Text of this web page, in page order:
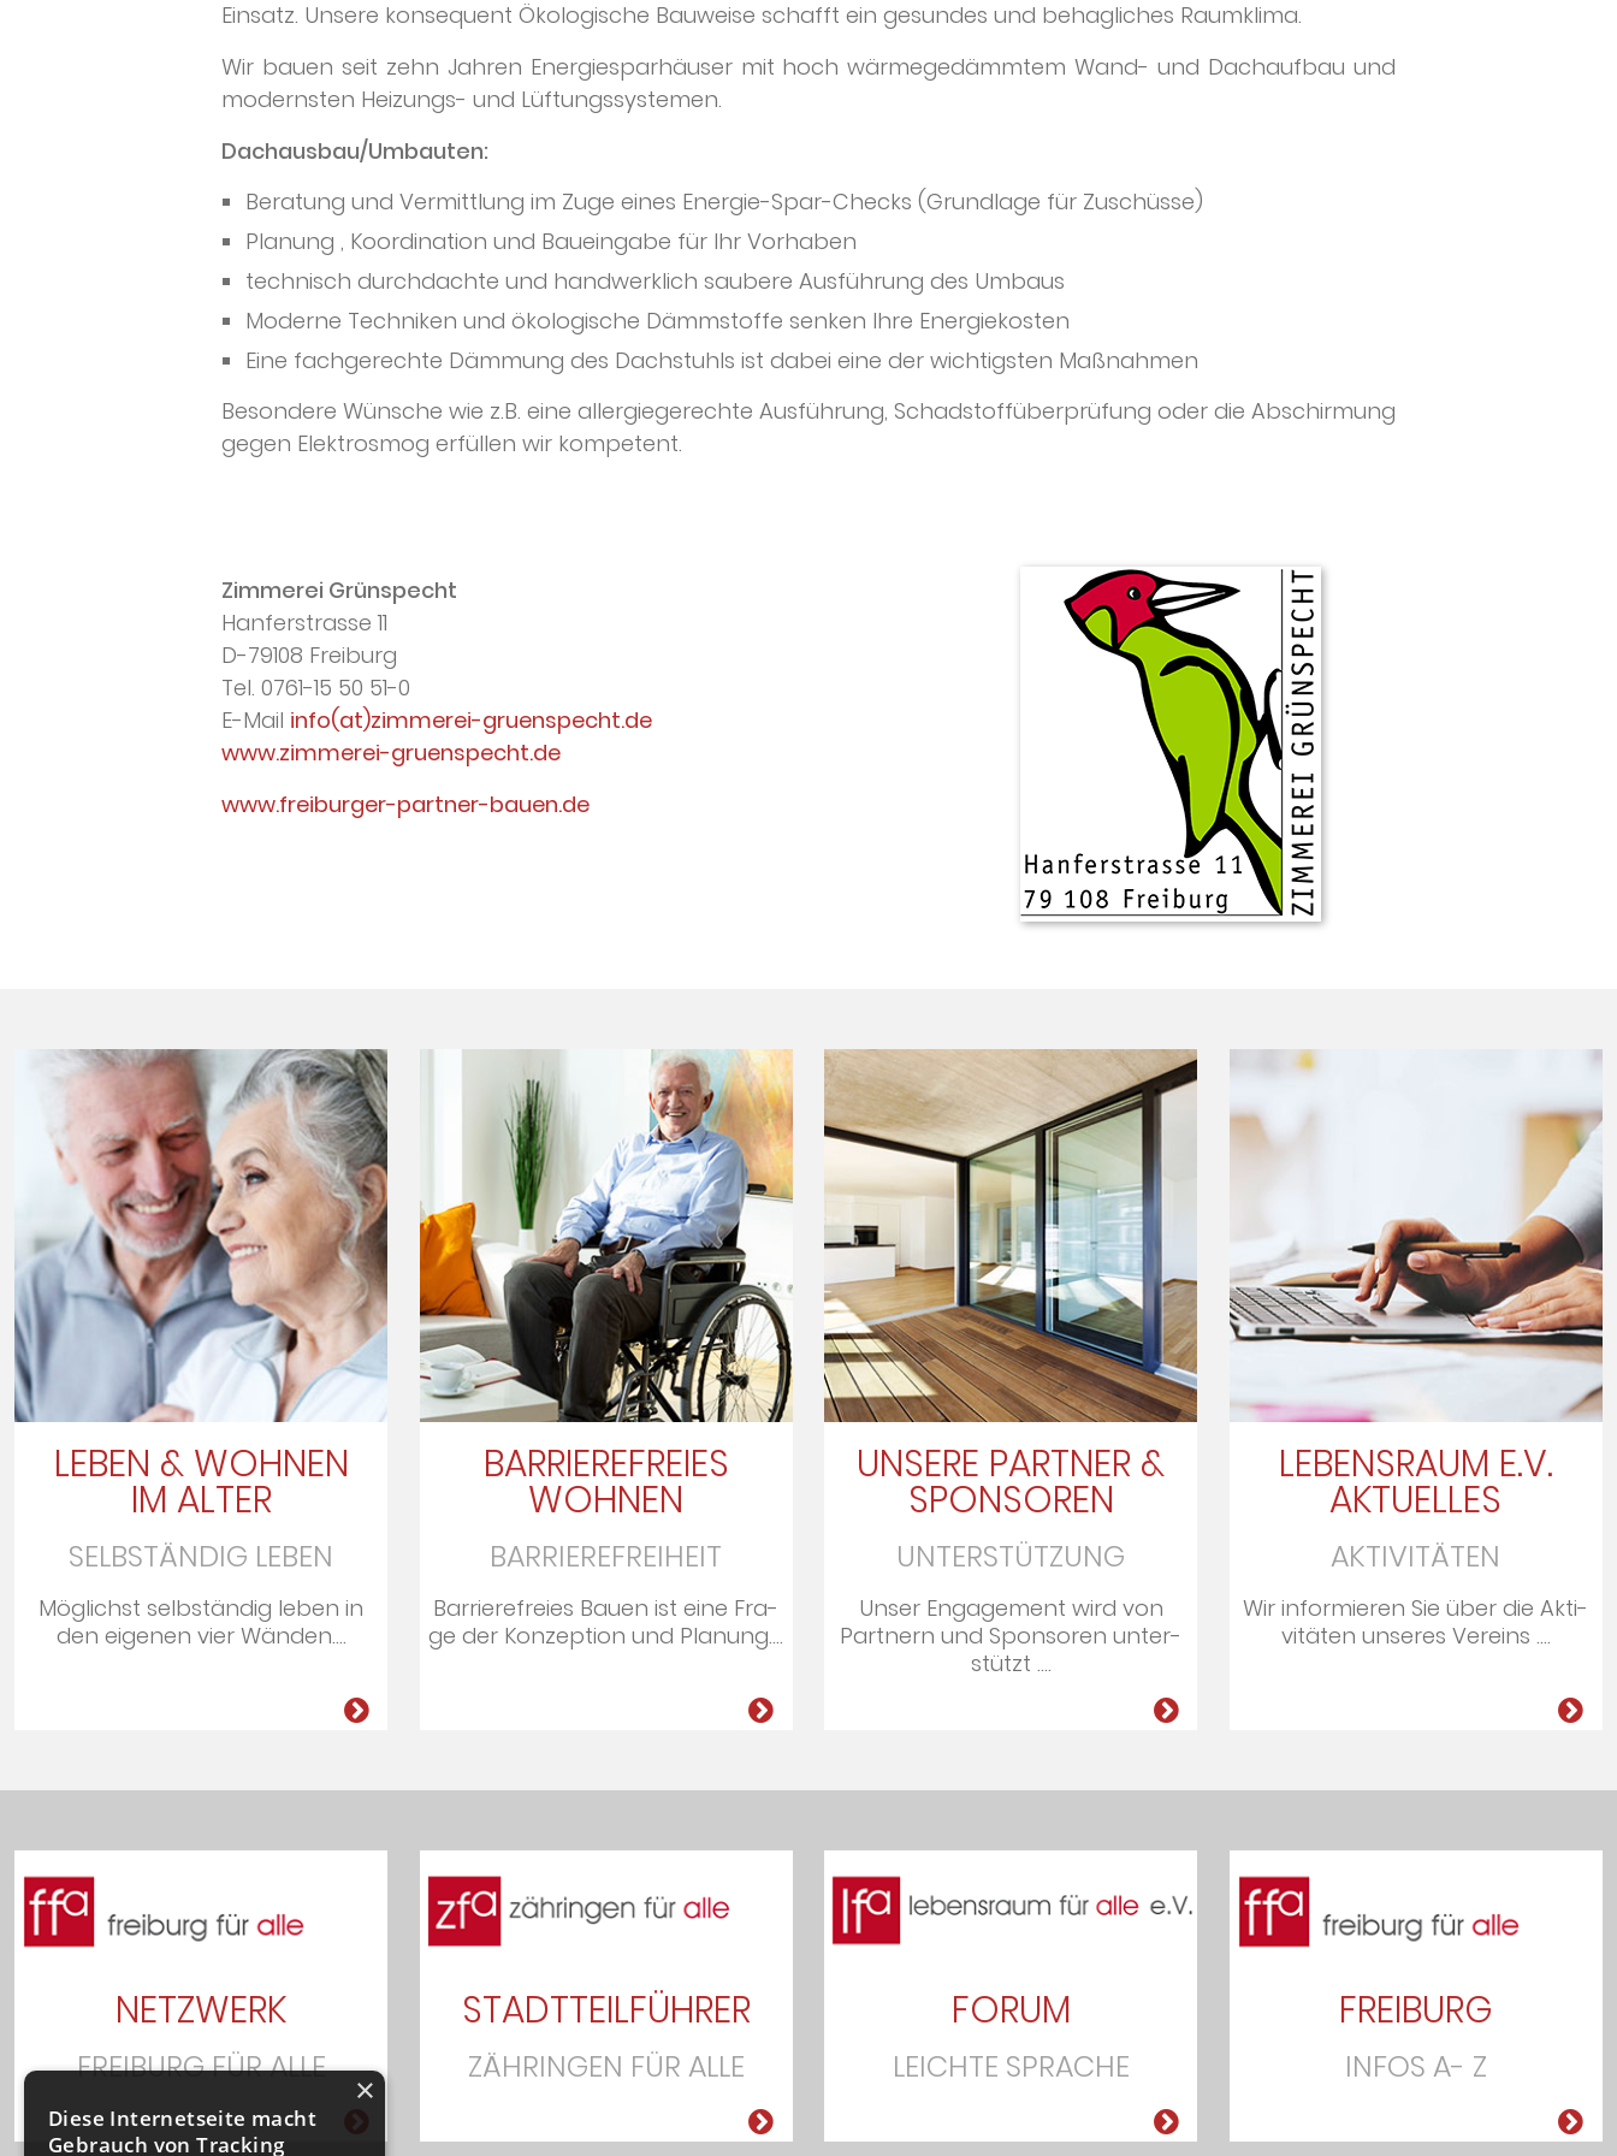
Einsatz. Unsere konsequent Ökologische Bauweise schafft ein gesundes und behagliches Raumklima.
Wir bauen seit zehn Jahren Energiesparhäuser mit hoch wärmegedämmtem Wand- und Dachaufbau und
modernsten Heizungs- und Lüftungssystemen.
Dachausbau/Umbauten:
Beratung und Vermittlung im Zuge eines Energie-Spar-Checks (Grundlage für Zuschüsse)
Planung , Koordination und Baueingabe für Ihr Vorhaben
technisch durchdachte und handwerklich saubere Ausführung des Umbaus
Moderne Techniken und ökologische Dämmstoffe senken Ihre Energiekosten
Eine fachgerechte Dämmung des Dachstuhls ist dabei eine der wichtigsten Maßnahmen
Besondere Wünsche wie z.B. eine allergiegerechte Ausführung, Schadstoffüberprüfung oder die Abschirmung
gegen Elektrosmog erfüllen wir kompetent.
Zimmerei Grünspecht
Hanferstrasse 11
D-79108 Freiburg
Tel. 0761-15 50 51-0
E-Mail info(at)zimmerei-gruenspecht.de
www.zimmerei-gruenspecht.de
www.freiburger-partner-bauen.de
LEBEN & WOHNEN
IM ALTER
SELBSTÄNDIG LEBEN
Möglichst selbständig leben in
den ei­ge­nen vier Wän­den....
BARRIEREFREIES
WOHNEN
BARRIEREFREIHEIT
Barrierefreies Bauen ist eine Fra­
ge der Kon­zep­tion und Pla­nung....
UNSERE PARTNER &
SPONSOREN
UNTERSTÜTZUNG
Unser En­ga­ge­ment wird von
Part­nern und Spon­so­ren un­ter­
stützt ....
LEBENSRAUM E.V.
AKTUELLES
AKTIVITÄTEN
Wir informieren Sie über die Ak­ti­
vi­tä­ten un­se­res Ver­eins ....
NETZWERK
FREIBURG FÜR ALLE
STADTTEILFÜHRER
ZÄHRINGEN FÜR ALLE
FORUM
LEICHTE SPRACHE
FREIBURG
INFOS A- Z
×
Diese Internetseite macht
Gebrauch von Tracking